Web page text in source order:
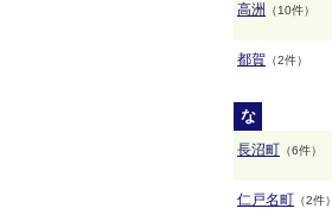
高洲 （10件）
都賀 （2件）
な
長沼町 （6件）
仁戸名町 （2件）